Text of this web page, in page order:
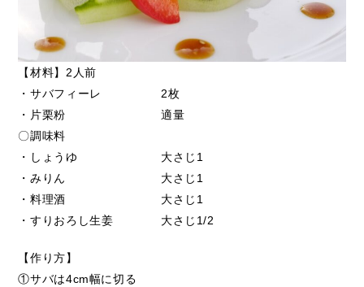
【材料】2人前
・サバフィーレ 2枚
・片栗粉 適量
〇調味料
・しょうゆ 大さじ1
・みりん 大さじ1
・料理酒 大さじ1
・すりおろし生姜 大さじ1/2
【作り方】
①サバは4cm幅に切る